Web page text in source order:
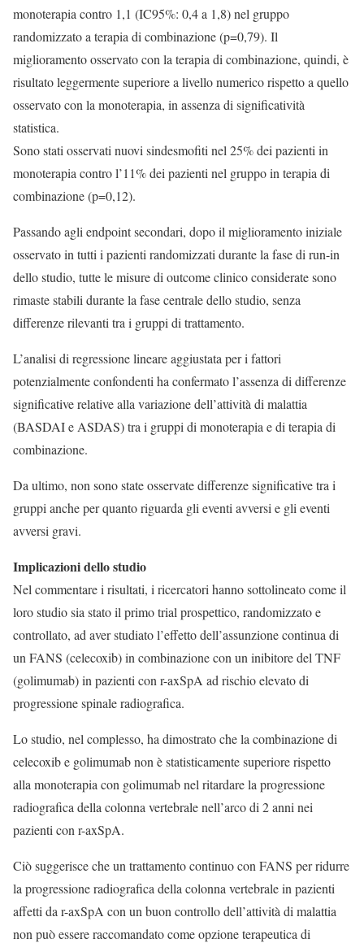
monoterapia contro 1,1 (IC95%: 0,4 a 1,8) nel gruppo
randomizzato a terapia di combinazione (p=0,79). Il
miglioramento osservato con la terapia di combinazione, quindi, è
risultato leggermente superiore a livello numerico rispetto a quello
osservato con la monoterapia, in assenza di significatività
statistica.
Sono stati osservati nuovi sindesmofiti nel 25% dei pazienti in
monoterapia contro l’11% dei pazienti nel gruppo in terapia di
combinazione (p=0,12).
Passando agli endpoint secondari, dopo il miglioramento iniziale
osservato in tutti i pazienti randomizzati durante la fase di run-in
dello studio, tutte le misure di outcome clinico considerate sono
rimaste stabili durante la fase centrale dello studio, senza
differenze rilevanti tra i gruppi di trattamento.
L’analisi di regressione lineare aggiustata per i fattori
potenzialmente confondenti ha confermato l’assenza di differenze
significative relative alla variazione dell’attività di malattia
(BASDAI e ASDAS) tra i gruppi di monoterapia e di terapia di
combinazione.
Da ultimo, non sono state osservate differenze significative tra i
gruppi anche per quanto riguarda gli eventi avversi e gli eventi
avversi gravi.
Implicazioni dello studio
Nel commentare i risultati, i ricercatori hanno sottolineato come il
loro studio sia stato il primo trial prospettico, randomizzato e
controllato, ad aver studiato l’effetto dell’assunzione continua di
un FANS (celecoxib) in combinazione con un inibitore del TNF
(golimumab) in pazienti con r-axSpA ad rischio elevato di
progressione spinale radiografica.
Lo studio, nel complesso, ha dimostrato che la combinazione di
celecoxib e golimumab non è statisticamente superiore rispetto
alla monoterapia con golimumab nel ritardare la progressione
radiografica della colonna vertebrale nell’arco di 2 anni nei
pazienti con r-axSpA.
Ciò suggerisce che un trattamento continuo con FANS per ridurre
la progressione radiografica della colonna vertebrale in pazienti
affetti da r-axSpA con un buon controllo dell’attività di malattia
non può essere raccomandato come opzione terapeutica di